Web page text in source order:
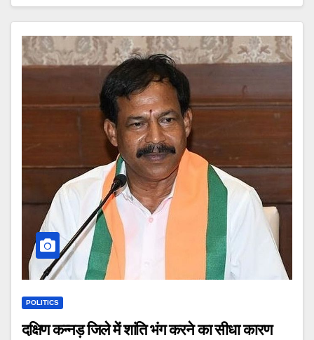
POLITICS
दक्षिण कन्नड़ जिले में शांति भंग करने का सीधा कारण